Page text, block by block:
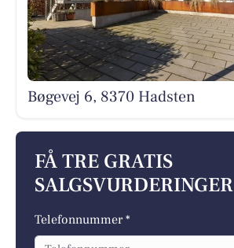
Bøgevej 6, 8370 Hadsten
FÅ TRE GRATIS
SALGSVURDERINGER
Telefonnummer *